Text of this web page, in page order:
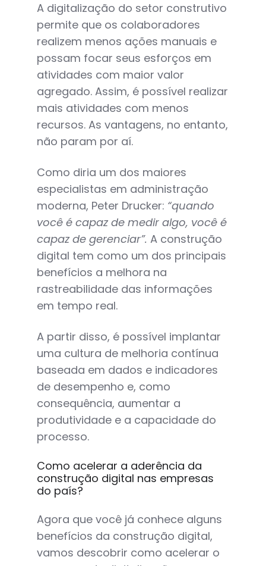
A digitalização do setor construtivo
permite que os colaboradores
realizem menos ações manuais e
possam focar seus esforços em
atividades com maior valor
agregado. Assim, é possível realizar
mais atividades com menos
recursos. As vantagens, no entanto,
não param por aí.
Como diria um dos maiores
especialistas em administração
moderna, Peter Drucker: “quando
você é capaz de medir algo, você é
capaz de gerenciar”. A construção
digital tem como um dos principais
benefícios a melhora na
rastreabilidade das informações
em tempo real.
A partir disso, é possível implantar
uma cultura de melhoria contínua
baseada em dados e indicadores
de desempenho e, como
consequência, aumentar a
produtividade e a capacidade do
processo.
Como acelerar a aderência da
construção digital nas empresas
do país?
Agora que você já conhece alguns
benefícios da construção digital,
vamos descobrir como acelerar o